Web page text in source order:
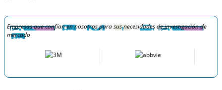
Empresas que confían en nosotros para sus necesidades de investigación de
mercado